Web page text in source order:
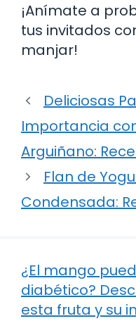
¡Anímate a
tus invitados
manjar!
Deliciosas
Importancia
Arguiñano:
Flan de
Condensada:
¿El mango
diabético?
esta fruta y su